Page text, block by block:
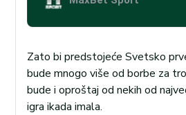
Zato bi predstojeće Svetsko
bude mnogo više od borbe za
bude i oproštaj od nekih od
igra ikada imala.